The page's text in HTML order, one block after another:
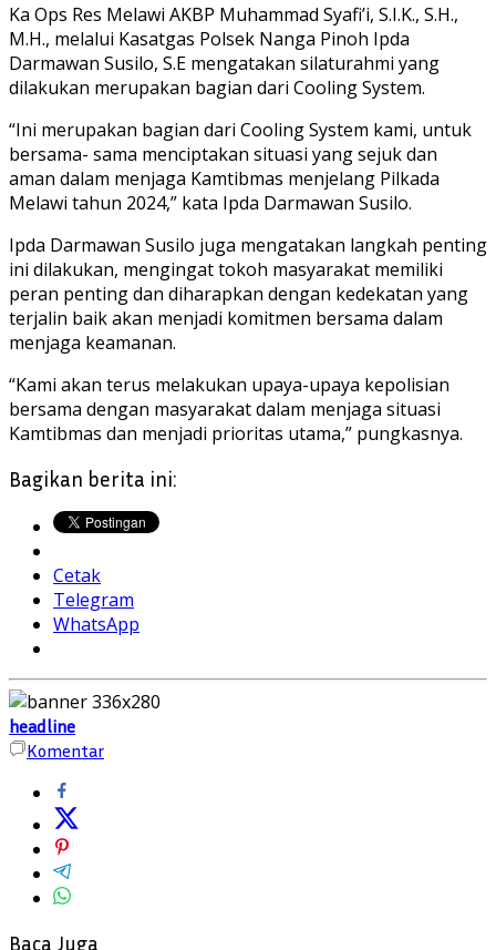
Ka Ops Res Melawi AKBP Muhammad Syafi’i, S.I.K., S.H.,
M.H., melalui Kasatgas Polsek Nanga Pinoh Ipda
Darmawan Susilo, S.E mengatakan silaturahmi yang
dilakukan merupakan bagian dari Cooling System.
“Ini merupakan bagian dari Cooling System kami, untuk
bersama- sama menciptakan situasi yang sejuk dan
aman dalam menjaga Kamtibmas menjelang Pilkada
Melawi tahun 2024,” kata Ipda Darmawan Susilo.
Ipda Darmawan Susilo juga mengatakan langkah penting
ini dilakukan, mengingat tokoh masyarakat memiliki
peran penting dan diharapkan dengan kedekatan yang
terjalin baik akan menjadi komitmen bersama dalam
menjaga keamanan.
“Kami akan terus melakukan upaya-upaya kepolisian
bersama dengan masyarakat dalam menjaga situasi
Kamtibmas dan menjadi prioritas utama,” pungkasnya.
Bagikan berita ini:
Cetak
Telegram
WhatsApp
headline
Komentar
Baca Juga